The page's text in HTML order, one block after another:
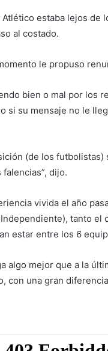
estaba lejos de
al costado.
le propuso
bien o mal por los
si su mensaje no le
(de los
dijo.
vivida el año
tanto el
estar entre los 6
algo mejor que a la
con una gran